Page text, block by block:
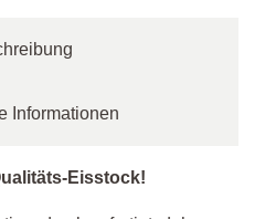
Informationen
Eisstock!